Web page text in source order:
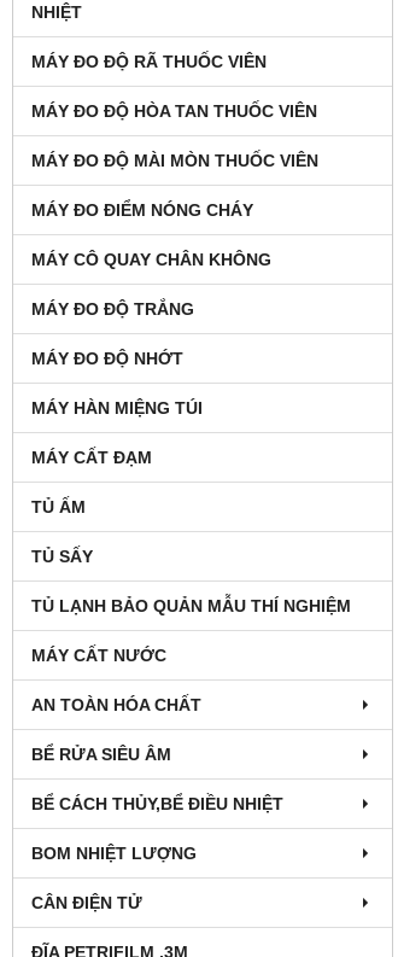
NHIỆT
MÁY ĐO ĐỘ RÃ THUỐC VIÊN
MÁY ĐO ĐỘ HÒA TAN THUỐC VIÊN
MÁY ĐO ĐỘ MÀI MÒN THUỐC VIÊN
MÁY ĐO ĐIỂM NÓNG CHÁY
MÁY CÔ QUAY CHÂN KHÔNG
MÁY ĐO ĐỘ TRẮNG
MÁY ĐO ĐỘ NHỚT
MÁY HÀN MIỆNG TÚI
MÁY CẤT ĐẠM
TỦ ẤM
TỦ SẤY
TỦ LẠNH BẢO QUẢN MẪU THÍ NGHIỆM
MÁY CẤT NƯỚC
AN TOÀN HÓA CHẤT
BỂ RỬA SIÊU ÂM
BỂ CÁCH THỦY,BỂ ĐIỀU NHIỆT
BOM NHIỆT LƯỢNG
CÂN ĐIỆN TỬ
ĐĨA PETRIFILM ,3M